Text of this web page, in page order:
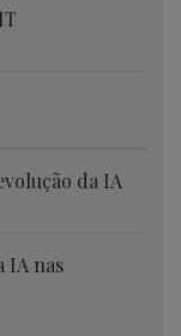
da IA
IA nas